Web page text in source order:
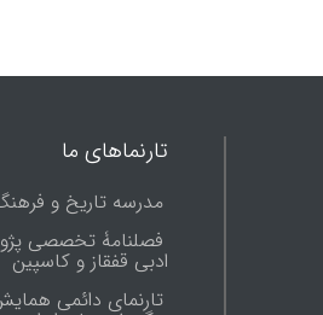
تارنماهای ما
مدرسه تاریخ و
فصلنامۀ تخصصی
ادبی قفقاز و کاسپین
تارنمای دائمی